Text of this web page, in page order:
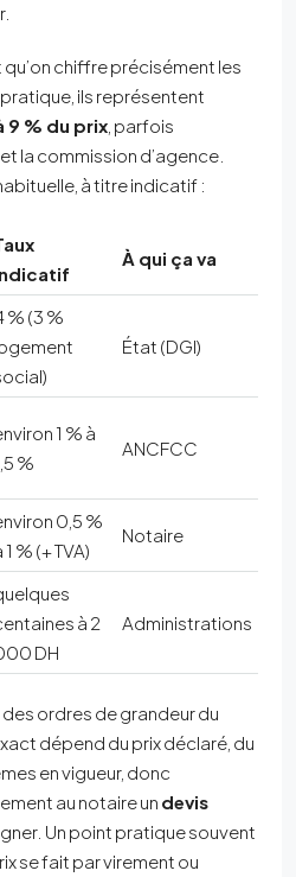
qu’on chiffre précisément les
pratique, ils représentent
9 % du prix , parfois
la commission d’agence.
à titre indicatif :
À qui ça va
% (3 %
État (DGI)
1 % à
%
ANCFCC
0,5 %
1 % (+ TVA)
Notaire
à 2
DH
Administrations
ordres de grandeur du
dépend du prix déclaré, du
en vigueur, donc
au notaire un devis
Un point pratique souvent
se fait par virement ou